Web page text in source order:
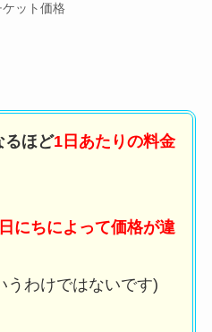
ット価格
るほど1日あたりの料金
にちによって価格が違
うわけではないです)